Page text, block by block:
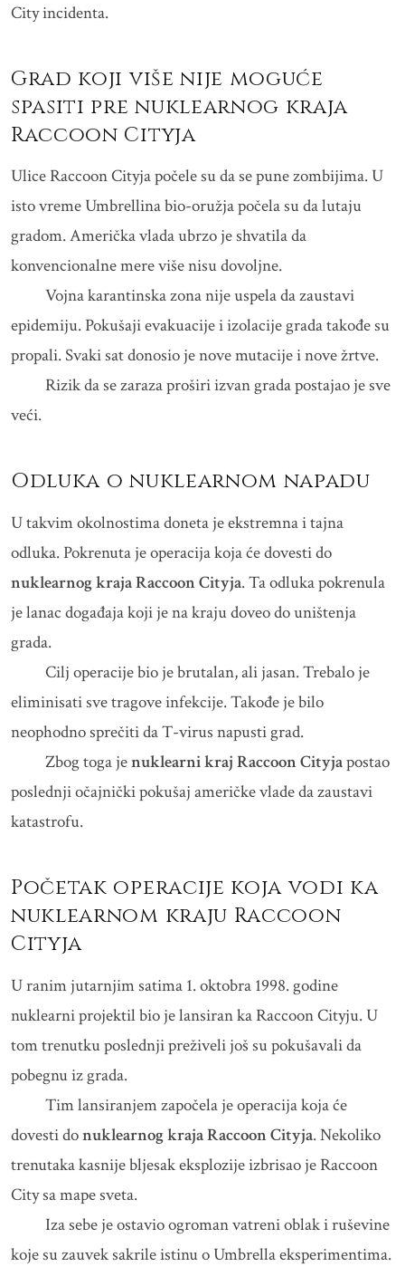
City incidenta.
Grad koji više nije moguće
spasiti pre nuklearnog kraja
Raccoon Cityja
Ulice Raccoon Cityja počele su da se pune zombijima. U
isto vreme Umbrellina bio-oružja počela su da lutaju
gradom. Američka vlada ubrzo je shvatila da
konvencionalne mere više nisu dovoljne.
Vojna karantinska zona nije uspela da zaustavi
epidemiju. Pokušaji evakuacije i izolacije grada takođe su
propali. Svaki sat donosio je nove mutacije i nove žrtve.
Rizik da se zaraza proširi izvan grada postajao je sve
veći.
Odluka o nuklearnom napadu
U takvim okolnostima doneta je ekstremna i tajna
odluka. Pokrenuta je operacija koja će dovesti do
nuklearnog kraja Raccoon Cityja. Ta odluka pokrenula
je lanac događaja koji je na kraju doveo do uništenja
grada.
Cilj operacije bio je brutalan, ali jasan. Trebalo je
eliminisati sve tragove infekcije. Takođe je bilo
neophodno sprečiti da T-virus napusti grad.
Zbog toga jenuklearni kraj Raccoon Cityjapostao
poslednji očajnički pokušaj američke vlade da zaustavi
katastrofu.
Početak operacije koja vodi ka
nuklearnom kraju Raccoon
Cityja
U ranim jutarnjim satima 1. oktobra 1998. godine
nuklearni projektil bio je lansiran ka Raccoon Cityju. U
tom trenutku poslednji preživeli još su pokušavali da
pobegnu iz grada.
Tim lansiranjem započela je operacija koja će
dovesti donuklearnog kraja Raccoon Cityja. Nekoliko
trenutaka kasnije bljesak eksplozije izbrisao je Raccoon
City sa mape sveta.
Iza sebe je ostavio ogroman vatreni oblak i ruševine
koje su zauvek sakrile istinu o Umbrella eksperimentima.